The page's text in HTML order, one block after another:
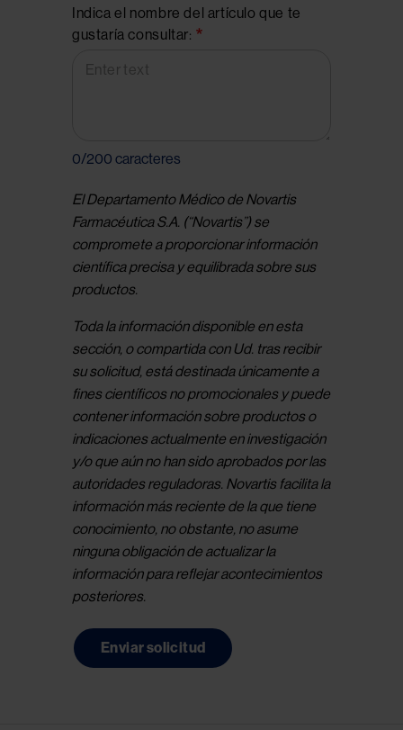
Indica el nombre del artículo que te
gustaría consultar:
0/200 caracteres
El Departamento Médico de Novartis
Farmacéutica S.A. (“Novartis”) se
compromete a proporcionar información
científica precisa y equilibrada sobre sus
productos.
Toda la información disponible en esta
sección, o compartida con Ud. tras recibir
su solicitud, está destinada únicamente a
fines científicos no promocionales y puede
contener información sobre productos o
indicaciones actualmente en investigación
y/o que aún no han sido aprobados por las
autoridades reguladoras. Novartis facilita la
información más reciente de la que tiene
conocimiento, no obstante, no asume
ninguna obligación de actualizar la
información para reflejar acontecimientos
posteriores.